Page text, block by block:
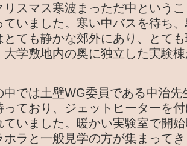
リスマス寒波まっただ中という
ていました。寒い中バスを待ち
とても静かな郊外にあり、とて
大学敷地内の奥に独立した実験
中では土壁WG委員である中治
っており、ジェットヒーターを
ていました。暖かい実験室で開
ホラと一般見学の方が集まって